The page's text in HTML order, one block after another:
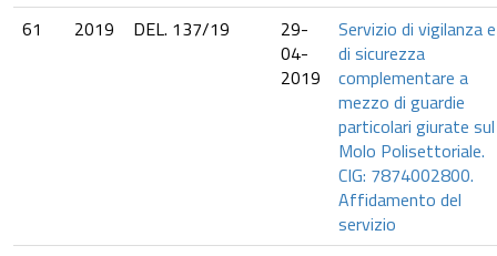
61
2019 DEL. 137/19
29-
04-
2019
Servizio di vigilanza e
di sicurezza
complementare a
mezzo di guardie
particolari giurate sul
Molo Polisettoriale.
CIG: 7874002800.
Affidamento del
servizio